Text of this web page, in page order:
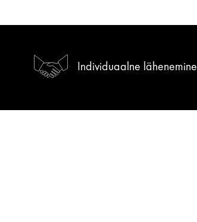
Individuaalne lähenemine